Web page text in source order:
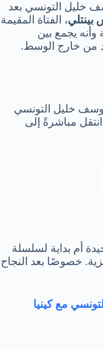
خليل التونسي بعد
، الفتاة المقيمة
يجمع بين
من خارج الوسط.
خليل التونسي
انتقل مباشرةً إلى
أم بداية لسلسلة
خصوصًا بعد النجاح
مع كينيا